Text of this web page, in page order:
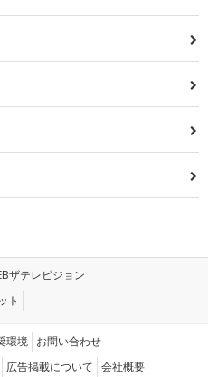
ザテレビジョン
ト
環境 お問い合わせ
広告掲載について 会社概要